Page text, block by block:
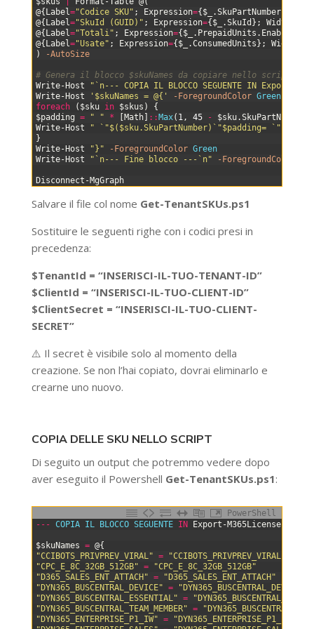
@{ Label="Codice SKU" ; Expression={ $_ .SkuPartNumber}
@{ Label="SkuId (GUID)" ; Expression={ $_ .SkuId } ; Width
@{ Label="Totali" ; Expression={ $_ . PrepaidUnits . Enabled
@{ Label="Usate" ; Expression={ $_ .ConsumedUnits } ; Width
)
-AutoSize
# Genera il blocco $skuNames da copiare nello script
Write-Host
"`n--- COPIA IL BLOCCO SEGUENTE IN Export-
Write-Host
'$skuNames = @{' -ForegroundColor Green
foreach
( $sku in $skus )
{
$padding = " " * Math] :: Max( 1, 45 - $sku.SkuPartNumber
Write-Host
" `"$($sku.SkuPartNumber)`"$padding=
}
Write-Host
"}" -ForegroundColor Green
Write-Host
"`n--- Fine blocco ---`n" -ForegroundColor
Disconnect-MgGraph
Salvare il file col nome Get-TenantSKUs.ps1
Sostituire le seguenti righe con i codici presi in
precedenza:
$TenantId = “INSERISCI-IL-TUO-TENANT-ID”
$ClientId = “INSERISCI-IL-TUO-CLIENT-ID”
$ClientSecret = “INSERISCI-IL-TUO-CLIENT-
SECRET”
⚠️ Il secret è visibile solo al momento della
creazione. Se non l’hai copiato, dovrai eliminarlo e
crearne uno nuovo.
COPIA DELLE SKU NELLO SCRIPT
Di seguito un output che potremmo vedere dopo
aver eseguito il Powershell Get-TenantSKUs.ps1:
PowerShell
-- - COPIA IL BLOCCO SEGUENTE IN Export-M365Licenses
$skuNames = @{
"CCIBOTS_PRIVPREV_VIRAL" =
"CCIBOTS_PRIVPREV_VIRAL"
"CPC_E_8C_32GB_512GB​" =
"CPC_E_8C_32GB_512GB​"
"D365_SALES_ENT_ATTACH" =
"D365_SALES_ENT_ATTACH"
"DYN365_BUSCENTRAL_DEVICE" =
"DYN365_BUSCENTRAL_DEVICE"
"DYN365_BUSCENTRAL_ESSENTIAL" =
"DYN365_BUSCENTRAL_TEAM_MEMBER" =
"DYN365_ENTERPRISE_P1_IW" =
"DYN365_ENTERPRISE_P1_IW"